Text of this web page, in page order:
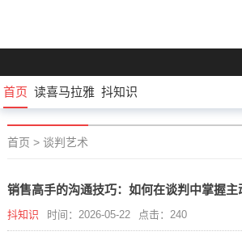
首页 读喜马拉雅 抖知识
首页 > 谈判艺术
销售高手的沟通技巧：如何在谈判中掌握主
抖知识 时间：2026-05-22 点击：240